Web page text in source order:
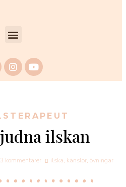
ilskan
3 kommentarer ilska, känslor, övningar